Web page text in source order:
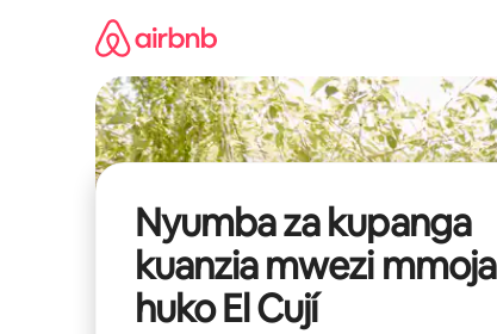
Nyumba za kupanga
kuanzia mwezi mmoja
huko El Cují